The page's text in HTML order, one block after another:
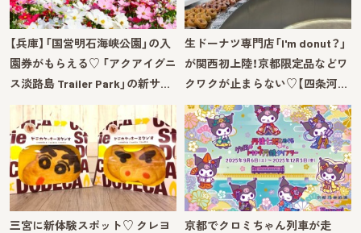
【兵庫】「国営明石海峡公園」の入
園券がもらえる♡ 「アクアイグニ
ス淡路島 Trailer Park」の新サ…
生ドーナツ専門店「I'm donut？」
が関西初上陸！京都限定品などワ
クワクが止まらない♡【四条河…
三宮に新体験スポット♡ クレヨ
京都でクロミちゃん列車が走